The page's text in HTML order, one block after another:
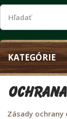
KATEGÓRIE
Zásady ochrany